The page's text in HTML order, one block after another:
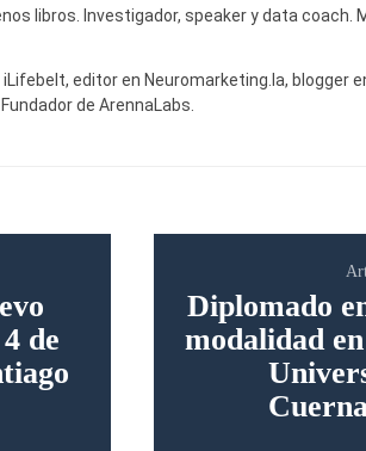
libros. Investigador, speaker y data coach.
editor en Neuromarketing.la, blogger
de ArennaLabs.
de
Diplomado
modalidad